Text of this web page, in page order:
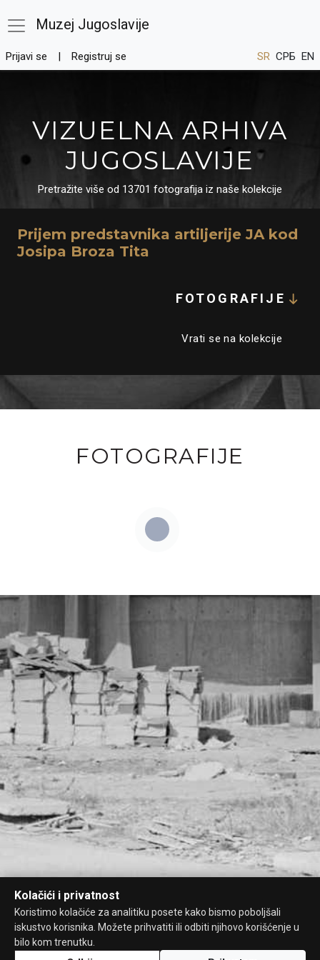
Muzej Jugoslavije
Prijavi se Registruj se SR СРБ EN
VIZUELNA ARHIVA
JUGOSLAVIJE
Pretražite više od 13701 fotografija iz naše kolekcije
Prijem predstavnika artiljerije JA kod
Josipa Broza Tita
FOTOGRAFIJE
Vrati se na kolekcije
FOTOGRAFIJE
Kolačići i privatnost
Koristimo kolačiće za analitiku posete kako bismo poboljšali
iskustvo korisnika. Možete prihvatiti ili odbiti njihovo korišćenje u
bilo kom trenutku.